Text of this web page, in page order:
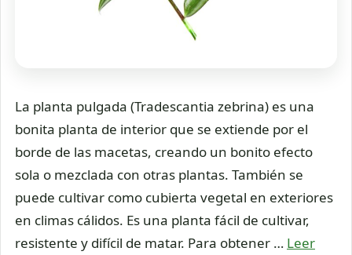
La planta pulgada (Tradescantia zebrina) es una
bonita planta de interior que se extiende por el
borde de las macetas, creando un bonito efecto
sola o mezclada con otras plantas. También se
puede cultivar como cubierta vegetal en exteriores
en climas cálidos. Es una planta fácil de cultivar,
resistente y difícil de matar. Para obtener … Leer